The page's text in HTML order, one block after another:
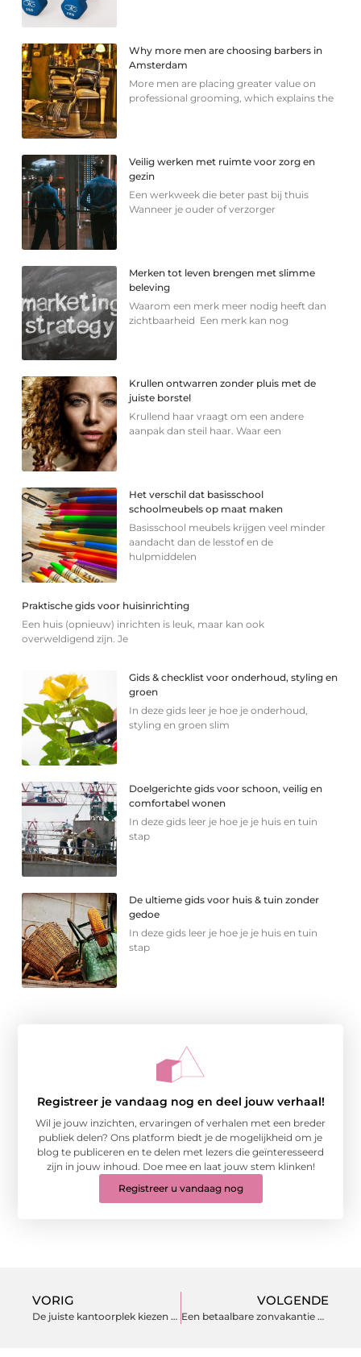
Why more men are choosing barbers in
Amsterdam
More men are placing greater value on
professional grooming, which explains the
Veilig werken met ruimte voor zorg en
gezin
Een werkweek die beter past bij thuis
Wanneer je ouder of verzorger
Merken tot leven brengen met slimme
beleving
Waarom een merk meer nodig heeft dan
zichtbaarheid Een merk kan nog
Krullen ontwarren zonder pluis met de
juiste borstel
Krullend haar vraagt om een andere
aanpak dan steil haar. Waar een
Het verschil dat basisschool
schoolmeubels op maat maken
Basisschool meubels krijgen veel minder
aandacht dan de lesstof en de
hulpmiddelen
Praktische gids voor huisinrichting
Een huis (opnieuw) inrichten is leuk, maar kan ook
overweldigend zijn. Je
Gids & checklist voor onderhoud, styling en
groen
In deze gids leer je hoe je onderhoud,
styling en groen slim
Doelgerichte gids voor schoon, veilig en
comfortabel wonen
In deze gids leer je hoe je je huis en tuin
stap
De ultieme gids voor huis & tuin zonder
gedoe
In deze gids leer je hoe je je huis en tuin
stap
Registreer je vandaag nog en deel jouw verhaal!
Wil je jouw inzichten, ervaringen of verhalen met een breder
publiek delen? Ons platform biedt je de mogelijkheid om je
blog te publiceren en te delen met lezers die geïnteresseerd
zijn in jouw inhoud. Doe mee en laat jouw stem klinken!
Registreer u vandaag nog
VORIG
De juiste kantoorplek kiezen tussen rust en reuring
VOLGENDE
Een betaalbare zonvakantie buiten Europa? Zo regel je dat